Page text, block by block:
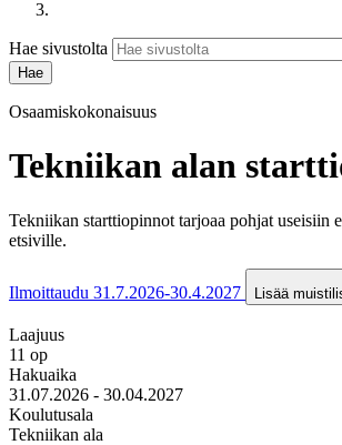
Hae sivustolta
Osaamiskokonaisuus
Tekniikan alan
Tekniikan starttiopinnot tarjoaa pohjat useisiin
etsiville.
Ilmoittaudu 31.7.2026-30.4.2027 Lisää
Laajuus
11 op
Hakuaika
31.07.2026 - 30.04.2027
Koulutusala
Tekniikan ala